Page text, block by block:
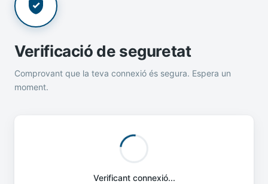
Verificació de seguretat
Comprovant que la teva connexió és segura. Espera un
moment.
Verificant connexió...